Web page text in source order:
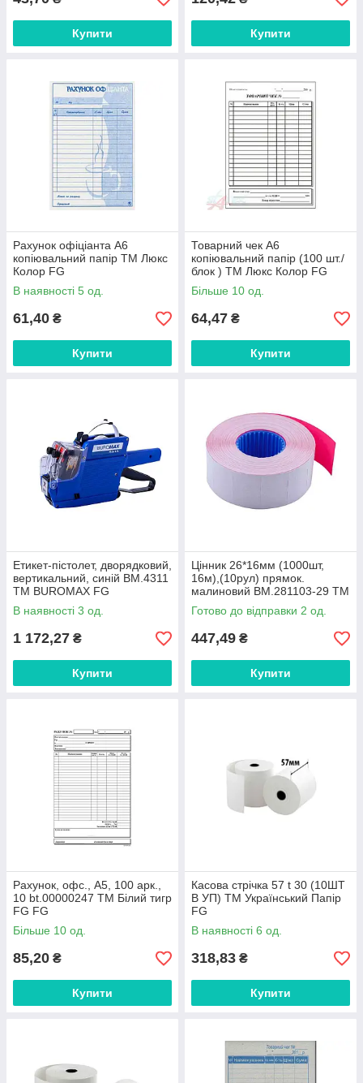
Купити Купити
Рахунок офіціанта А6
копіювальний папір ТМ Люкс
Колор FG
В наявності 5 од.
61,40 ₴
Купити
Товарний чек А6
копіювальний папір (100 шт./
блок ) ТМ Люкс Колор FG
Більше 10 од.
64,47 ₴
Купити
Етикет-пістолет, дворядковий,
вертикальний, синій BM.4311
ТМ BUROMAX FG
В наявності 3 од.
1 172,27 ₴
Купити
Цінник 26*16мм (1000шт,
16м),(10рул) прямок.
малиновий BM.281103-29 ТМ
Buromax FG
Готово до відправки 2 од.
447,49 ₴
Купити
Рахунок, офс., А5, 100 арк.,
10 bt.00000247 ТМ Білий тигр
FG FG
Більше 10 од.
85,20 ₴
Купити
Касова стрічка 57 t 30 (10ШТ
В УП) ТМ Український Папір
FG
В наявності 6 од.
318,83 ₴
Купити